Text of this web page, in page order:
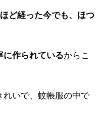
ど経った今でも、ほつ
に作られているからこ
いで、蚊帳服の中で